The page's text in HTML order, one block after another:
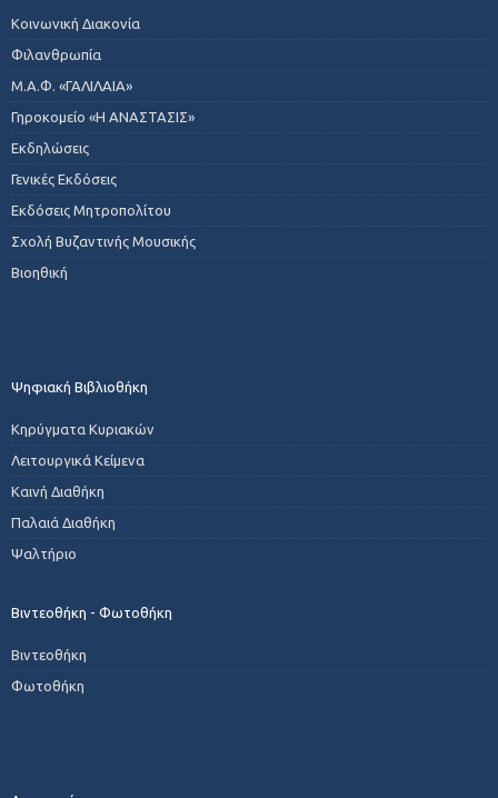
Κοινωνική Διακονία
Φιλανθρωπία
Μ.Α.Φ. «ΓΑΛΙΛΑΙΑ»
Γηροκομείο «Η ΑΝΑΣΤΑΣΙΣ»
Εκδηλώσεις
Γενικές Εκδόσεις
Εκδόσεις Μητροπολίτου
Σχολή Βυζαντινής Μουσικής
Βιοηθική
Ψηφιακή Βιβλιοθήκη
Κηρύγματα Κυριακών
Λειτουργικά Κείμενα
Καινή Διαθήκη
Παλαιά Διαθήκη
Ψαλτήριο
Βιντεοθήκη - Φωτοθήκη
Βιντεοθήκη
Φωτοθήκη